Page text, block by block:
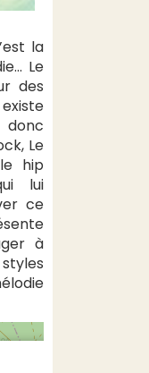
la
Le
des
donc
Le
hip
lui
ce
à